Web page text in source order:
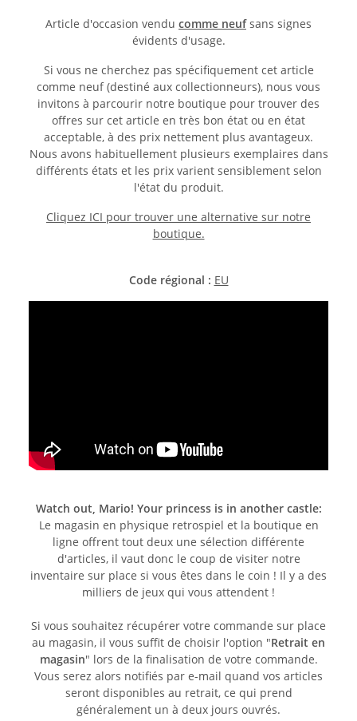
Article d'occasion vendu comme neufsans signes
évidents d'usage.
Si vous ne cherchez pas spécifiquement cet article
comme neuf (destiné aux collectionneurs), nous vous
invitons à parcourir notre boutique pour trouver des
offres sur cet article en très bon état ou en état
acceptable, à des prix nettement plus avantageux.
Nous avons habituellement plusieurs exemplaires dans
différents états et les prix varient sensiblement selon
l'état du produit.
Cliquez ICI pour trouver une alternative sur notre
boutique.
Code régional : EU
Watch out, Mario! Your princess is in another castle:
Le magasin en physique retrospiel et la boutique en
ligne offrent tout deux une sélection différente
d'articles, il vaut donc le coup de visiter notre
inventaire sur place si vous êtes dans le coin ! Il y a des
milliers de jeux qui vous attendent !
Si vous souhaitez récupérer votre commande sur place
au magasin, il vous suffit de choisir l'option "Retrait en
magasin" lors de la finalisation de votre commande.
Vous serez alors notifiés par e-mail quand vos articles
seront disponibles au retrait, ce qui prend
généralement un à deux jours ouvrés.